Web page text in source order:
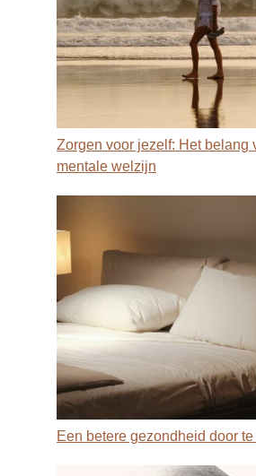
Zorgen voor jezelf: Het belang
mentale welzijn
Een betere gezondheid door